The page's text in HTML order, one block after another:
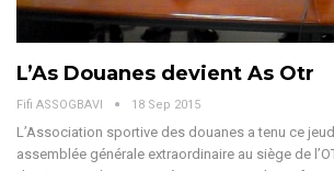
L’As Douanes devient As Otr
Fifi ASSOGBAVI 18 Sep 2015
L’Association sportive des douanes a tenu ce
assemblée générale extraordinaire au siège de